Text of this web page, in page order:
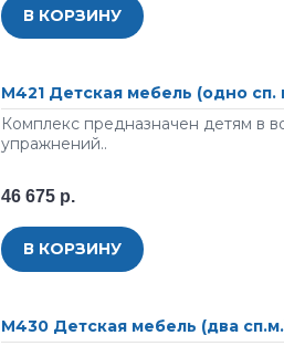
В КОРЗИНУ
М421 Детская мебель (одно сп.
Комплекс предназначен детям в
упражнений..
46 675 р.
В КОРЗИНУ
М430 Детская мебель (два